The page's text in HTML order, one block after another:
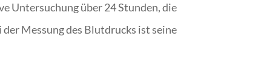
Untersuchung über 24 Stunden, die
Messung des Blutdrucks ist seine